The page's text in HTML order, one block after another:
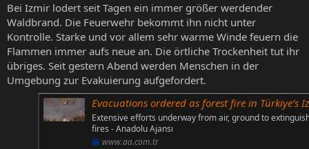
Bei Izmir lodert seit Tagen ein immer größer werdender
Waldbrand. Die Feuerwehr bekommt ihn nicht unter
Kontrolle. Starke und vor allem sehr warme Winde feuern die
Flammen immer aufs neue an. Die örtliche Trockenheit tut ihr
übriges. Seit gestern Abend werden Menschen in der
Umgebung zur Evakuierung aufgefordert.
Evacuations ordered as forest fire in Türkiye’s Izmir province spreads amid strong
Extensive efforts underway from air, ground to
fires - Anadolu Ajansı
www.aa.com.tr